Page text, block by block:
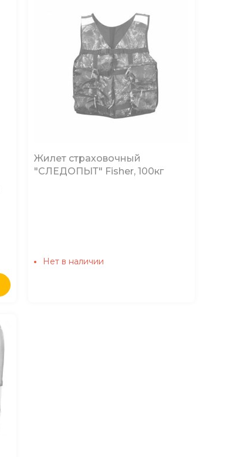
Жилет страховочный
"СЛЕДОПЫТ" Fisher, 100кг
Нет в наличии